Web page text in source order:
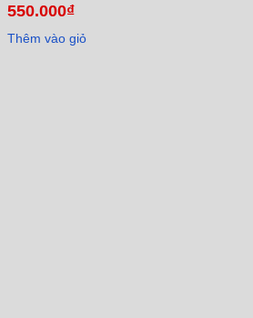
550.000₫
Thêm vào giỏ